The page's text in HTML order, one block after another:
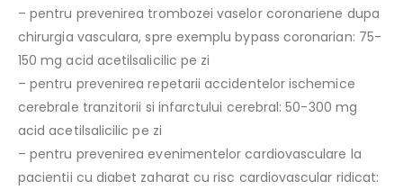
– pentru prevenirea trombozei vaselor coronariene dupa
chirurgia vasculara, spre exemplu bypass coronarian: 75-
150 mg acid acetilsalicilic pe zi
– pentru prevenirea repetarii accidentelor ischemice
cerebrale tranzitorii si infarctului cerebral: 50-300 mg
acid acetilsalicilic pe zi
– pentru prevenirea evenimentelor cardiovasculare la
pacientii cu diabet zaharat cu risc cardiovascular ridicat: